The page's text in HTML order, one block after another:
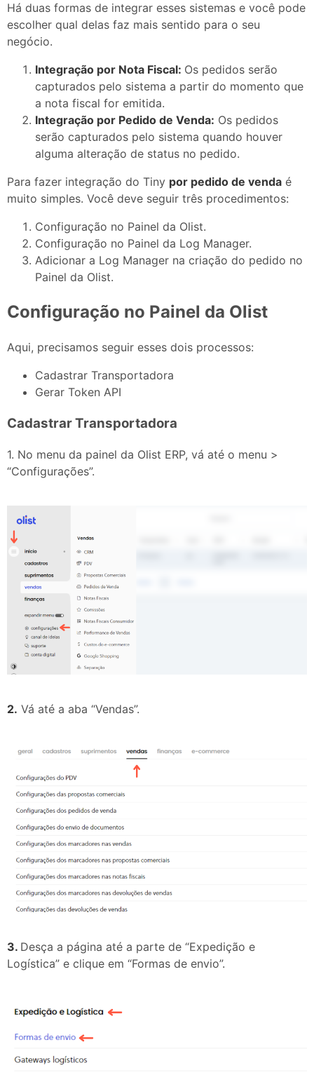
Há duas formas de integrar esses sistemas e você pode
escolher qual delas faz mais sentido para o seu
negócio.
Integração por Nota Fiscal: Os pedidos serão
capturados pelo sistema a partir do momento que
a nota fiscal for emitida.
Integração por Pedido de Venda: Os pedidos
serão capturados pelo sistema quando houver
alguma alteração de status no pedido.
Para fazer integração do Tiny por pedido de venda é
muito simples. Você deve seguir três procedimentos:
Configuração no Painel da Olist.
Configuração no Painel da Log Manager.
Adicionar a Log Manager na criação do pedido no
Painel da Olist.
Configuração no Painel da Olist
Aqui, precisamos seguir esses dois processos:
Cadastrar Transportadora
Gerar Token API
Cadastrar Transportadora
1. No menu da painel da Olist ERP, vá até o menu >
“Configurações”.
2. Vá até a aba “Vendas”.
3. Desça a página até a parte de “Expedição e
Logística” e clique em “Formas de envio”.